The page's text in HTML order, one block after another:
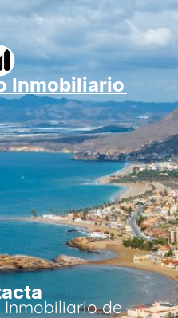
Inmobiliario
Inmobiliario de